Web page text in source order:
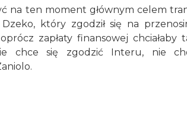
na ten moment głównym celem
który zgodził się na
zapłaty finansowej chciałaby
chce się zgodzić Interu, nie